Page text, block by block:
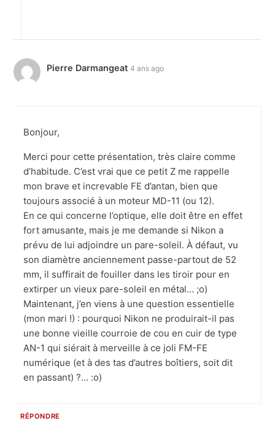
Pierre Darmangeat 4 ans ago
Bonjour,
Merci pour cette présentation, très claire comme
d’habitude. C’est vrai que ce petit Z me rappelle
mon brave et increvable FE d’antan, bien que
toujours associé à un moteur MD-11 (ou 12).
En ce qui concerne l’optique, elle doit être en effet
fort amusante, mais je me demande si Nikon a
prévu de lui adjoindre un pare-soleil. À défaut, vu
son diamètre anciennement passe-partout de 52
mm, il suffirait de fouiller dans les tiroir pour en
extirper un vieux pare-soleil en métal… ;o)
Maintenant, j’en viens à une question essentielle
(mon mari !) : pourquoi Nikon ne produirait-il pas
une bonne vieille courroie de cou en cuir de type
AN-1 qui siérait à merveille à ce joli FM-FE
numérique (et à des tas d’autres boîtiers, soit dit
en passant) ?… :o)
RÉPONDRE